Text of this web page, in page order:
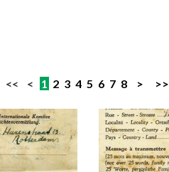
<< < 1 2 3 4 5 6 7 8 > >>